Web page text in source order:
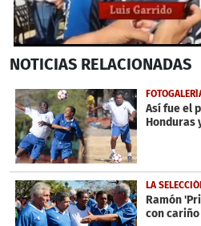
seconds
29
seconds
NOTICIAS RELACIONADAS
Así fue el
Honduras
LA
Ramón
con cariño